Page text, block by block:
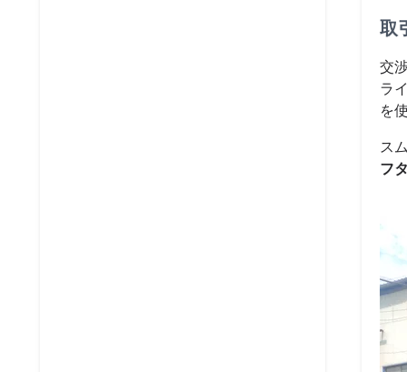
取
交
ラ
を
ス
フ